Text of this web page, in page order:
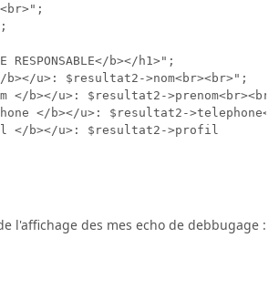
RESPONSABLE</b></h1>";
b></u>: $resultat2->nom<br><br>";
</b></u>: $resultat2-
</b></u>: $resultat2-
</b></u>: $resultat2->profil
l'affichage des mes echo de debbugage :